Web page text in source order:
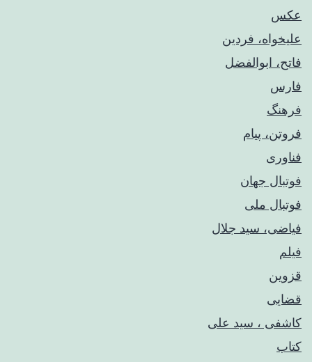
عکس
علیخواه، فردین
فاتح، ابوالفضل
فارس
فرهنگ
فروتن، پیام
فناوری
فوتبال جهان
فوتبال ملی
فیاضی، سید جلال
فیلم
قزوین
قضایی
کاشفی ، سید علی
کتاب